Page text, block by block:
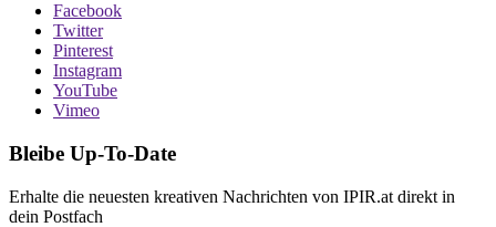
Facebook
Twitter
Pinterest
Instagram
YouTube
Vimeo
Bleibe Up-To-Date
Erhalte die neuesten kreativen Nachrichten von IPIR.at direkt in
dein Postfach